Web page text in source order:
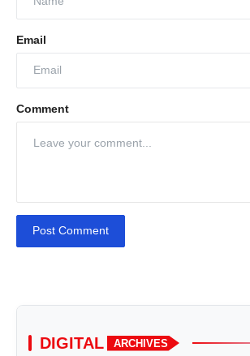
Email
Comment
Post Comment
DIGITAL ARCHIVES